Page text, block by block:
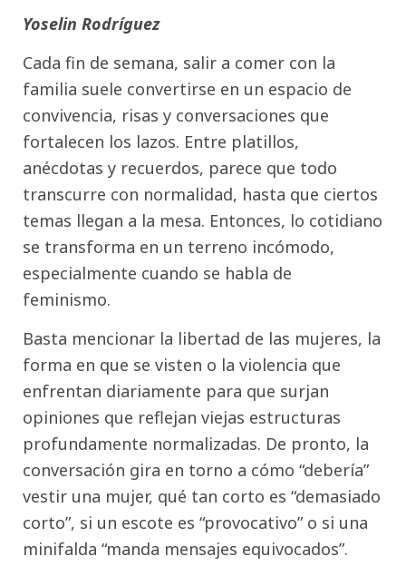
Yoselin Rodríguez
Cada fin de semana, salir a comer con la
familia suele convertirse en un espacio de
convivencia, risas y conversaciones que
fortalecen los lazos. Entre platillos,
anécdotas y recuerdos, parece que todo
transcurre con normalidad, hasta que ciertos
temas llegan a la mesa. Entonces, lo cotidiano
se transforma en un terreno incómodo,
especialmente cuando se habla de
feminismo.
Basta mencionar la libertad de las mujeres, la
forma en que se visten o la violencia que
enfrentan diariamente para que surjan
opiniones que reflejan viejas estructuras
profundamente normalizadas. De pronto, la
conversación gira en torno a cómo “debería”
vestir una mujer, qué tan corto es “demasiado
corto”, si un escote es “provocativo” o si una
minifalda “manda mensajes equivocados”.